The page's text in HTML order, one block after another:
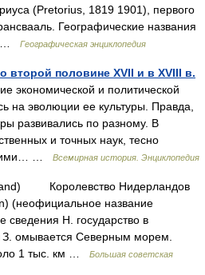
(Pretorius, 1819 1901), первого
Географические названия
…
Географическая энциклопедия
второй половине XVII и в XVIII в.
экономической и политической
на эволюции ее культуры. Правда,
развивались по разному. В
и точных наук, тесно
…
Всемирная история. Энциклопедия
Королевство Нидерландов
(неофициальное название
Н. государство в
омывается Северным морем.
1 тыс. км …
Большая советская